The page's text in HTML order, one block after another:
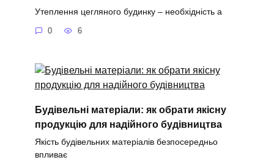
Утеплення цегляного будинку – необхідність а
0 6
Будівельні матеріали: як обрати якісну
продукцію для надійного будівництва
Якість будівельних матеріалів безпосередньо
впливає